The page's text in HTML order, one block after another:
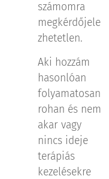
számomra
megkérdőjele
zhetetlen.
Aki hozzám
hasonlóan
folyamatosan
rohan és nem
akar vagy
nincs ideje
terápiás
kezelésekre